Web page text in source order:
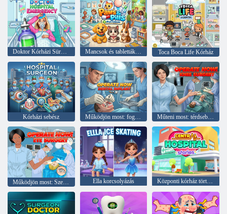
Doktor Kórházi Sürgősségi Mancsok és tabletták: Kisállatklinika Toca Boca Life Kórház
Kórházi sebész Működjön most: fogimplantátum Műteni most: térdsebészet
Ella korcsolyázás Központi kórház történetei